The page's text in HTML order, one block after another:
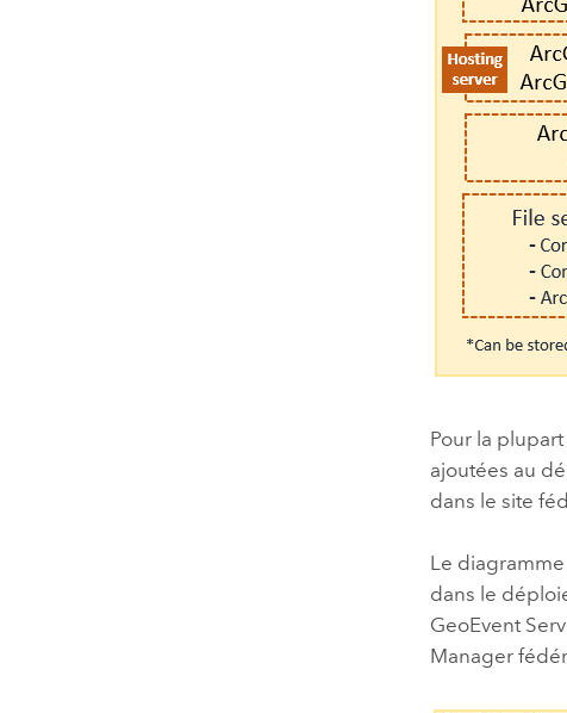
Pour la
ajoutées au
dans le site
Le
dans le
GeoEvent
Manager